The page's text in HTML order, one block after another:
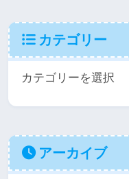
カテゴリー
アーカイブ